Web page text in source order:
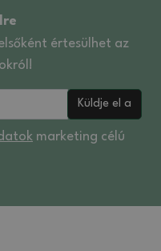
értesülhet az
Küldje el a
marketing célú